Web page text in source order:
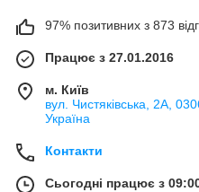
97% позитивних з 873
Працює з 27.01.2016
м. Київ
вул. Чистяківська, 2А,
Україна
Контакти
Сьогодні працює з